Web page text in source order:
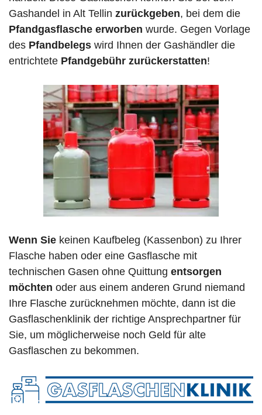
Gashandel in Alt Tellin zurückgeben, bei dem die
Pfandgasflasche erworben wurde. Gegen Vorlage
des Pfandbelegs wird Ihnen der Gashändler die
entrichtete Pfandgebühr zurückerstatten!
Wenn Sie keinen Kaufbeleg (Kassenbon) zu Ihrer
Flasche haben oder eine Gasflasche mit
technischen Gasen ohne Quittung entsorgen
möchten oder aus einem anderen Grund niemand
Ihre Flasche zurücknehmen möchte, dann ist die
Gasflaschenklinik der richtige Ansprechpartner für
Sie, um möglicherweise noch Geld für alte
Gasflaschen zu bekommen.